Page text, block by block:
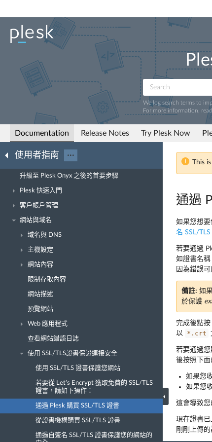
We log search terms to
For more information,
Documentation Release Notes Try Plesk Now
使用者指南 ···
升級至 Plesk Onyx 之後的首要步驟
Plesk 快速入門
客戶帳戶管理
網站與域名
域名與 DNS
主機設定
網站內容
限制存取內容
網站描述
預覽網站
Web 應用程式
查看網站錯誤日誌
使用 SSL/TLS證書保證連接安全
使用 SSL/TLS 證書保護您網站
若要從 Let’s Encrypt 獲取免費的 SSL/TLS
證書，請如下操作：
通過 Plesk 購買 SSL/TLS 證書
從證書機構購買 SSL/TLS 證書
通過自簽名 SSL/TLS 證書保護您的網站的
This
通過
如果您想要
名 SSL/
若要通過
如證書名
因為錯誤
備註: 如
於保護
完成後點按
以
*.crt
若要通過
後按照下面
如果您
如果您
這會導致
現在證書已
剛剛上傳